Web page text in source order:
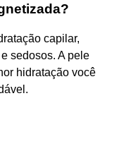
capilar,
sedosos. A pele
hidratação você